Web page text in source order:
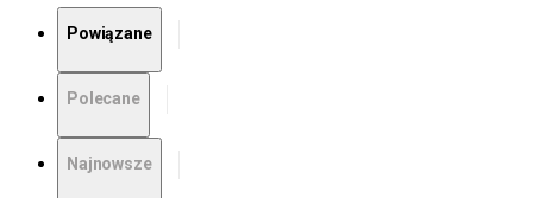
Powiązane
Polecane
Najnowsze